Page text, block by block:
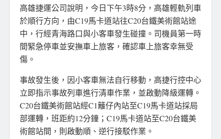
高雄捷運公司說明，今日下午3時8分，高雄輕軌列車
於順行方向，由C19馬卡道站往C20台鐵美術館站途
中，行經青海路口與小客車發生碰撞。司機員第一時
間緊急停車並安撫車上旅客，確認車上旅客幸無受
傷。
事故發生後，因小客車無法自行移動，高捷行控中心
立即指示事故列車進行清車作業，並啟動降級運轉。
C20台鐵美術館站經C1籬仔內站至C19馬卡道站採局
部運轉，班距約12分鐘；C19馬卡道站至C20台鐵美
術館站間，則啟動順、逆行接駁作業。